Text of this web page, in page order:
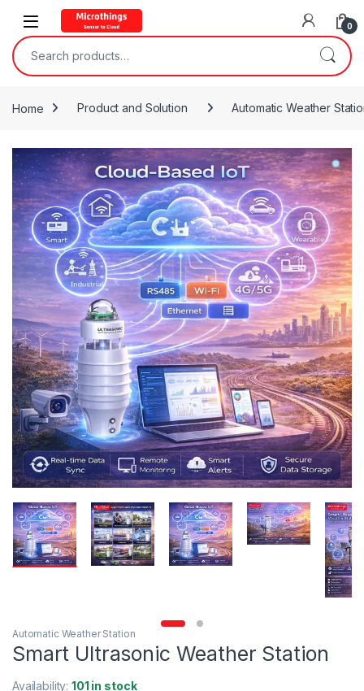
Open 0
Search for:
Home Product and Solution Automatic Weather
Automatic Weather Station
Smart Ultrasonic Weather Station
Availability:101 in stock